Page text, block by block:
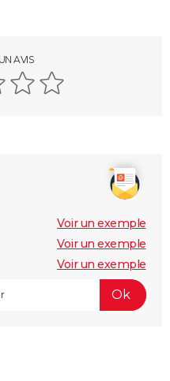
AVIS
Voir un exemple
Voir un exemple
Voir un exemple